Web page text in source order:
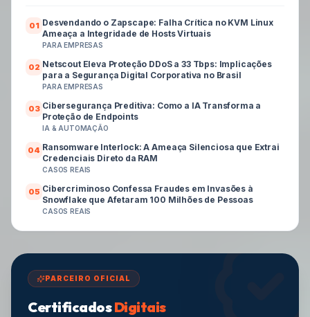
01 Desvendando o Zapscape: Falha Crítica no KVM Linux
Ameaça a Integridade de Hosts Virtuais
PARA EMPRESAS
02 Netscout Eleva Proteção DDoS a 33 Tbps: Implicações
para a Segurança Digital Corporativa no Brasil
PARA EMPRESAS
03 Cibersegurança Preditiva: Como a IA Transforma a
Proteção de Endpoints
IA & AUTOMAÇÃO
04 Ransomware Interlock: A Ameaça Silenciosa que Extrai
Credenciais Direto da RAM
CASOS REAIS
05 Cibercriminoso Confessa Fraudes em Invasões à
Snowflake que Afetaram 100 Milhões de Pessoas
CASOS REAIS
PARCEIRO OFICIAL
CertificadosDigitais